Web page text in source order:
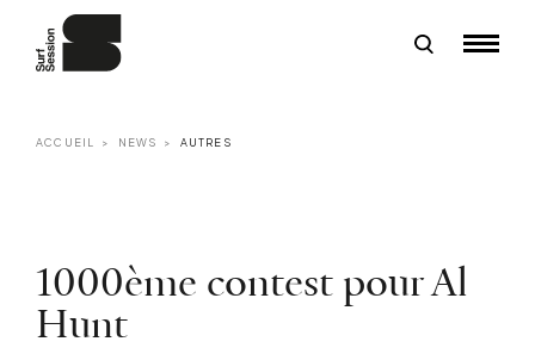
ACCUEIL NEWS AUTRES
1000ème contest pour Al
Hunt